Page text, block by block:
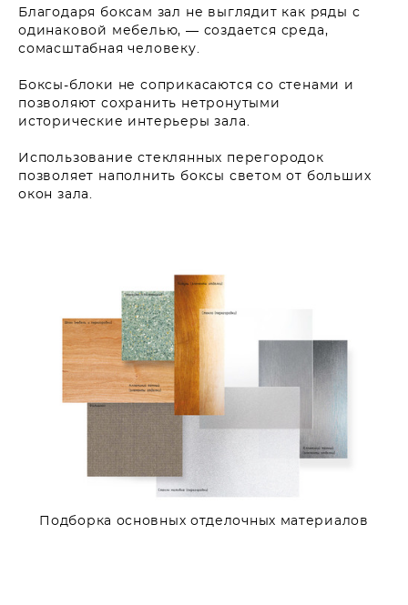
Благодаря боксам зал не выглядит как ряды с
одинаковой мебелью, — создается среда,
сомасштабная человеку.
Боксы-блоки не соприкасаются со стенами и
позволяют сохранить нетронутыми
исторические интерьеры зала.
Использование стеклянных перегородок
позволяет наполнить боксы светом от больших
окон зала.
Подборка основных отделочных материалов